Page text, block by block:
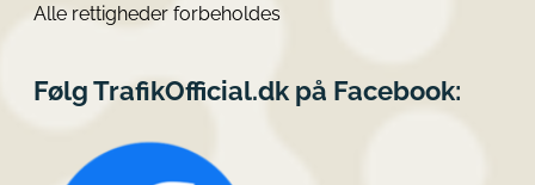
Alle rettigheder forbeholdes
Følg TrafikOfficial.dk på Facebook: